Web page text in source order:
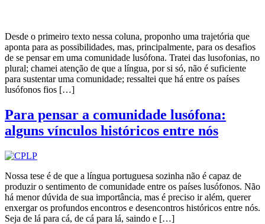
Desde o primeiro texto nessa coluna, proponho uma trajetória que
aponta para as possibilidades, mas, principalmente, para os desafios
de se pensar em uma comunidade lusófona. Tratei das lusofonias, no
plural; chamei atenção de que a língua, por si só, não é suficiente
para sustentar uma comunidade; ressaltei que há entre os países
lusófonos fios […]
Para pensar a comunidade lusófona:
alguns vínculos históricos entre nós
Nossa tese é de que a língua portuguesa sozinha não é capaz de
produzir o sentimento de comunidade entre os países lusófonos. Não
há menor dúvida de sua importância, mas é preciso ir além, querer
enxergar os profundos encontros e desencontros históricos entre nós.
Seja de lá para cá, de cá para lá, saindo e […]